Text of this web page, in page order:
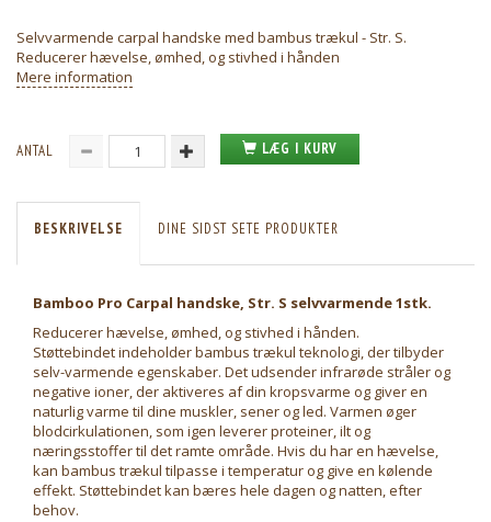
Selvvarmende carpal handske med bambus trækul - Str. S.
Reducerer hævelse, ømhed, og stivhed i hånden
Mere information
ANTAL LÆG I KURV
BESKRIVELSE DINE SIDST SETE PRODUKTER
Bamboo Pro Carpal handske, Str. S selvvarmende 1stk.
Reducerer hævelse, ømhed, og stivhed i hånden.
Støttebindet indeholder bambus trækul teknologi, der tilbyder
selv-varmende egenskaber. Det udsender infrarøde stråler og
negative ioner, der aktiveres af din kropsvarme og giver en
naturlig varme til dine muskler, sener og led. Varmen øger
blodcirkulationen, som igen leverer proteiner, ilt og
næringsstoffer til det ramte område. Hvis du har en hævelse,
kan bambus trækul tilpasse i temperatur og give en kølende
effekt. Støttebindet kan bæres hele dagen og natten, efter
behov.